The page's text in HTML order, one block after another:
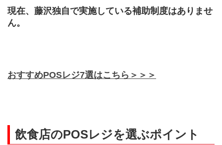
現在、藤沢独自で実施している補助制度はありませ
ん。
おすすめPOSレジ7選はこちら＞＞＞
飲食店のPOSレジを選ぶポイント